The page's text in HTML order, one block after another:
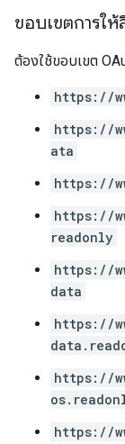
ขอบเขตการให้
ต้องใช้ขอบเขต
https://
https://
ata
https://
https://
readonly
https://
data
https://
https://
https://